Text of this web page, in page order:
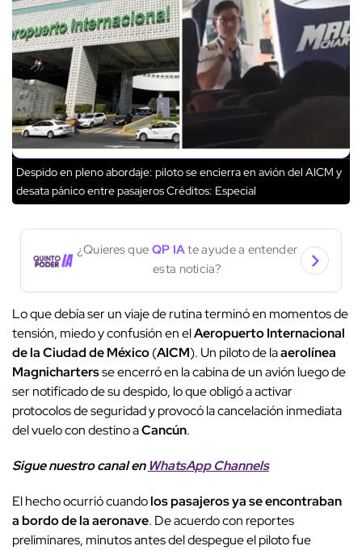
Despido en pleno abordaje: piloto se encierra en avión del AICM y
desata pánico entre pasajerosCréditos: Especial
¿Quieres que QP IAte ayude a entender
esta noticia?
Lo que debía ser un viaje de rutina terminó en momentos de
tensión, miedo y confusión en elAeropuerto Internacional
de la Ciudad de México(AICM). Un piloto de laaerolínea
Magnichartersse encerró en la cabina de un avión luego de
ser notificado de su despido, lo que obligó a activar
protocolos de seguridad y provocó la cancelación inmediata
del vuelo con destino aCancún.
Sigue nuestro canal en WhatsApp Channels
El hecho ocurrió cuandolos pasajeros ya se encontraban
a bordo de la aeronave. De acuerdo con reportes
preliminares, minutos antes del despegue el piloto fue